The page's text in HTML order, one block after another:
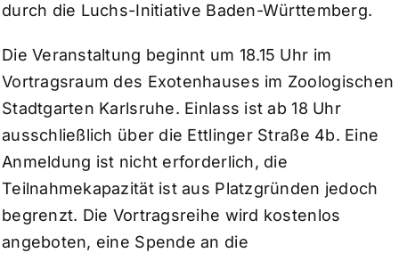
durch die Luchs-Initiative Baden-Württemberg.
Die Veranstaltung beginnt um 18.15 Uhr im
Vortragsraum des Exotenhauses im Zoologischen
Stadtgarten Karlsruhe. Einlass ist ab 18 Uhr
ausschließlich über die Ettlinger Straße 4b. Eine
Anmeldung ist nicht erforderlich, die
Teilnahmekapazität ist aus Platzgründen jedoch
begrenzt. Die Vortragsreihe wird kostenlos
angeboten, eine Spende an die